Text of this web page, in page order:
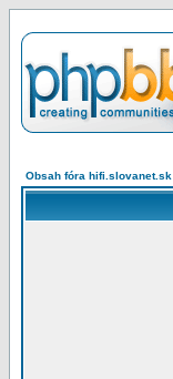
Obsah fóra hifi.slovanet.sk